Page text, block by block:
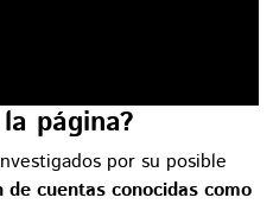
página?
por su posible
de cuentas conocidas como